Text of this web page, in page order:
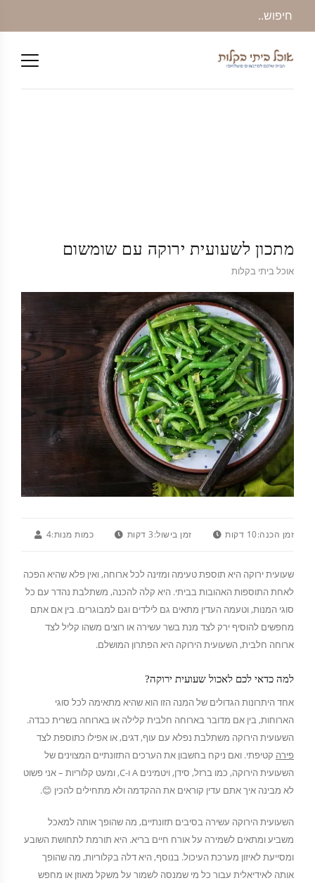
מתכון לשעועית ירוקה עם שומשום
אוכל ביתי בקלות
זמן הכנה:10 דקות זמן בישול:3 דקות כמות מנות:4
שעועית ירוקה היא תוספת טעימה ומזינה לכל ארוחה, ואין פלא שהיא הפכה
לאחת התוספות האהובות בביתי. היא קלה להכנה, משתלבת נהדר עם כל
סוגי המנות, וטעמה העדין מתאים גם לילדים וגם למבוגרים. בין אם אתם
מחפשים להוסיף ירק לצד מנת בשר עשירה או רוצים משהו קליל לצד
ארוחה חלבית, השעועית הירוקה היא הפתרון המושלם.
למה כדאי לכם לאכול שעועית ירוקה?
אחד היתרונות הגדולים של המנה הזו הוא שהיא מתאימה לכל סוגי
הארוחות, בין אם מדובר בארוחה חלבית קלילה או בארוחה בשרית כבדה.
השעועית הירוקה משתלבת נפלא עם עוף, דגים, או אפילו כתוספת לצד
פירה קטיפתי. ואם ניקח בחשבון את הערכים התזונתיים המצוינים של
השעועית הירוקה, כמו ברזל, סידן, ויטמינים A ו-C, ומעט קלוריות – אני פשוט
לא מבינה איך אתם עדין קוראים את ההקדמה ולא מתחילים להכין 😊.
השעועית הירוקה עשירה בסיבים תזונתיים, מה שהופך אותה למאכל
משביע ומתאים לשמירה על אורח חיים בריא. היא תורמת לתחושת השובע
ומסייעת לאיזון מערכת העיכול. בנוסף, היא דלה בקלוריות, מה שהופך
אותה לאידיאלית עבור כל מי שמנסה לשמור על משקל מאוזן או מחפש